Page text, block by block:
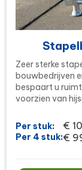
Zeer sterke
bouwbedrijven
bespaart u
voorzien van
Per stuk:
Per 4 stuk:
€
€